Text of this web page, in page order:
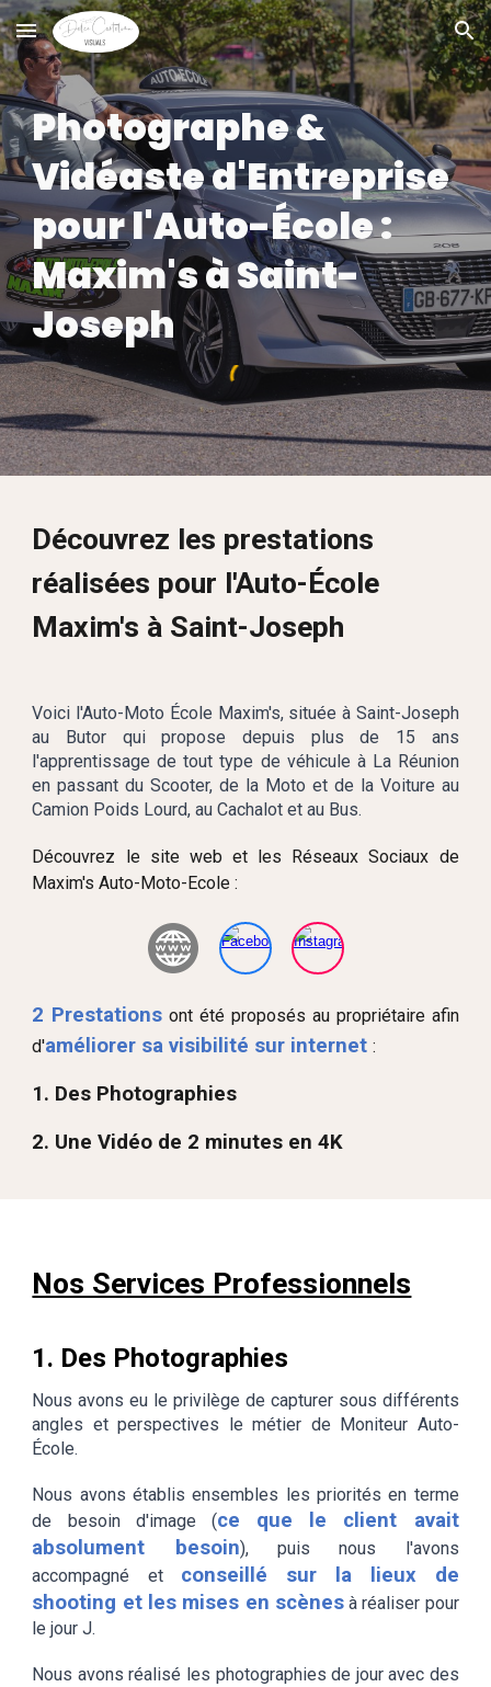
Skip to main content Skip to navigation
Photographe &
Vidéasted'Entreprise
pour l'Auto-École :
Maxim's à Saint-
Joseph
Découvrez les prestations
réalisées pour l'Auto-École
Maxim's à Saint-Joseph
Voici l'Auto-Moto École Maxim's, située à Saint-Joseph
au Butor qui propose depuis plus de 15 ans
l'apprentissage de tout type de véhicule à La Réunion
en passant du Scooter, de la Moto et de la Voiture au
Camion Poids Lourd, au Cachalot et au Bus.
Découvrez le site web et les Réseaux Sociaux de
Maxim's Auto-Moto-Ecole :
2 Prestations ont été proposés au propriétaire afin
d'améliorer sa visibilité sur internet:
1. Des Photographies
2. Une Vidéo de 2 minutes en 4K
Nos Services Professionnels
1. Des Photographies
Nous avons eu le privilège de capturer sous différents
angles et perspectives
le métier de Moniteur Auto-
École.
Nous avons établis ensembles les priorités en terme
de besoin d'image (ce que le client avait
absolument besoin), puis nous l'avons
accompagné et conseillé sur la
lieux de
shooting et les mises en scènesà réaliser pour
le jour J.
Nous avons réalisé les photographies de jour avec des